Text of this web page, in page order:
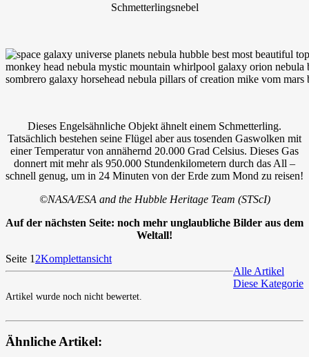
Schmetterlingsnebel
Dieses Engelsähnliche Objekt ähnelt einem Schmetterling.
Tatsächlich bestehen seine Flügel aber aus tosenden Gaswolken mit
einer Temperatur von annähernd 20.000 Grad Celsius. Dieses Gas
donnert mit mehr als 950.000 Stundenkilometern durch das All –
schnell genug, um in 24 Minuten von der Erde zum Mond zu reisen!
©NASA/ESA and the Hubble Heritage Team (STScI)
Auf der nächsten Seite: noch mehr unglaubliche Bilder aus dem
Weltall!
Seite 1 2Komplettansicht
Alle Artikel
Diese Kategorie
Artikel wurde noch nicht bewertet.
Ähnliche Artikel: